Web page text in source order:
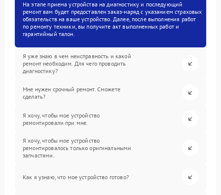
На этапе приема устройства на диагностику и последующий
ремонт вам будет предоставлен заказ-наряд с указанием страховых
обязательств на ваше устройство. Далее, после выполнения работ
по ремонту техники, вы получите акт выполненных работ и
гарантийный талон.
Я уже знаю в чем неисправность и какой
ремонт необходим. Для чего проводить
диагностику?
Мне нужен срочный ремонт. Сможете
сделать?
Я хочу, чтобы мое устройство
ремонтировали при мне.
Я хочу, чтобы мое устройство
ремонтировалось только оригинальными
запчастями.
Как я узнаю, что мое устройство готово?